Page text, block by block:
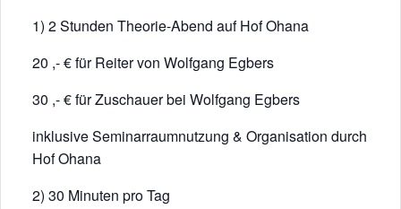
1) 2 Stunden Theorie-Abend auf Hof Ohana
20 ,- € für Reiter von Wolfgang Egbers
30 ,- € für Zuschauer bei Wolfgang Egbers
inklusive Seminarraumnutzung & Organisation durch
Hof Ohana
2) 30 Minuten pro Tag